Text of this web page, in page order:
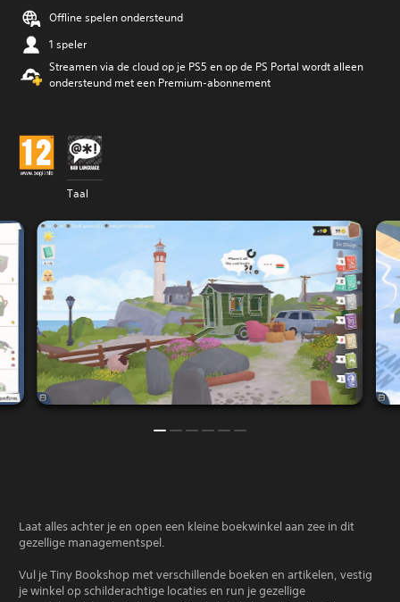
Offline spelen ondersteund
1 speler
Streamen via de cloud op je PS5 en op de PS Portal wordt alleen
ondersteund met een Premium-abonnement
Taal
Laat alles achter je en open een kleine boekwinkel aan zee in dit
gezellige managementspel.
Vul je Tiny Bookshop met verschillende boeken en artikelen, vestig
je winkel op schilderachtige locaties en run je gezellige